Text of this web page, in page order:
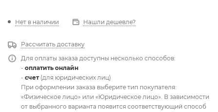
Нет в наличии Нашли дешевле?
Рассчитать доставку
Для оплаты заказа доступны несколько способов:
- оплатить онлайн
- счет(для юридических лиц)
При оформлении заказа выберите тип покупателя:
«Физическое лицо» или «Юридическое лицо». В зависимости
от выбранного варианта появится соответствующий способ